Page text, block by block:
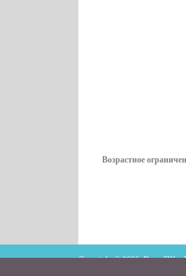
Возрастное
Copyright © 2026. ВестиПК в